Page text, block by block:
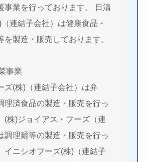
事業を行っております。 日清
連結子会社）は健康食品・
を製造・販売しております。
事業
ズ(株)（連結子会社）は弁
理済食品の製造・販売を行っ
(株)ジョイアス・フーズ（連
調理麺等の製造・販売を行っ
イニシオフーズ(株)（連結子